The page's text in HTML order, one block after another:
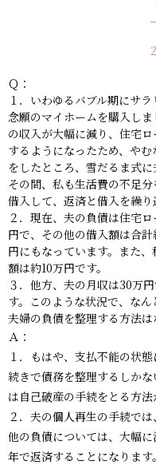
Ｑ：
１．いわゆるバブル期にサ
念願のマイホームを購入し
の収入が大幅に減り、住宅
するようになったため、や
をしたところ、雪だるま式
その間、私も生活費の不足
借入して、返済と借入を繰り
２．現在、夫の負債は住宅
円で、その他の借入額は合
円にもなっています。また
額は約10万円です。
３．他方、夫の月収は30万
す。このような状況で、な
夫婦の負債を整理する方法は
Ａ：
１．もはや、支払不能の状
続きで債務を整理するしか
は自己破産の手続をとる方法
２．夫の個人再生の手続で
他の負債については、大幅
年で返済することになりま